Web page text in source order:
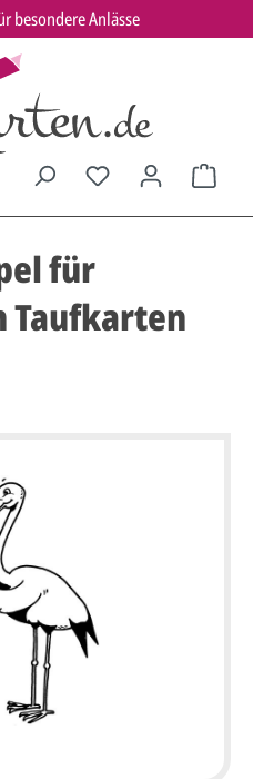
besondere Anlässe
für
Taufkarten